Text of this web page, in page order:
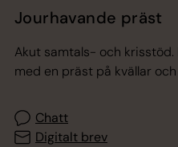
Jourhavande präst
Akut samtals- och
med en präst på kvällar
Chatt
Digitalt brev